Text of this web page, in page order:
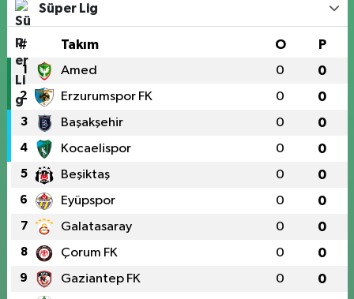
Süper Lig
# Takım O P
1 Amed 0 0
2 Erzurumspor FK 0 0
3 Başakşehir 0 0
4 Kocaelispor 0 0
5 Beşiktaş 0 0
6 Eyüpspor 0 0
7 Galatasaray 0 0
8 Çorum FK 0 0
9 Gaziantep FK 0 0